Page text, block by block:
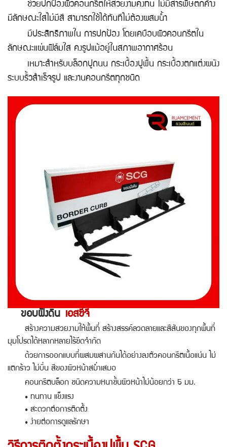
ช่วยปกป้องผิวคอนกรีตให้สวยงามคงทน ไม่มีสารพิษตกค้าง
มีลักษณะใสไม่มีสี สามารถใช้ได้ทันทีไม่ต้องผสมน้ำ
มีประสิทธิภาพใน การปกป้อง โดยเคบือบผิวคอนกรีตใน
ลักษณะแผ่นฟิล์มใส คงรูปแม้อยู่ในสภาพอากาศร้อน
เหมาะสำหรับบล็อกปูถนน กระเบื้องปูพื้น กระเบื้องตกแต่งผนัง
ระบบรั้วสำเร็จรูป และงานคอนกรีตทุกชนิด
ขอบฝังดิน เอสซีจี
สร้างความสวยงามให้พื้นที่ สร้างสรรค์ลวดลายและสีสันของทุกพื้นที่
มุมโปรดได้หลากหลายไร้ขีดจำกัด
ด้วยการออกแบบที่ผสมผสานกันได้อย่างลงตัวคอนกรีตเนื้อแน่น ไม่
แตกร้าว ไม่บิ่น สีของผิวหน้าสม่ำเสมอ
คอนกรีตบล็อก ชนิดความหนาชั้นผิวหน้าไม่น้อยกว่า 5 มม.
• ทนทาน แข็งแรง
• สะดวกต่อการติดตั้ง
• ง่ายต่อการดูแลรักษา